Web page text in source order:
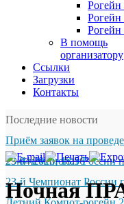
Рогейн
Рогейн
В помощь
организатору
Ссылки
Загрузки
Контакты
Последние новости
Приём заявок на
29.04.2026, 18:56
23-й чемпионат России
23-й Чемпионат России
Ночная